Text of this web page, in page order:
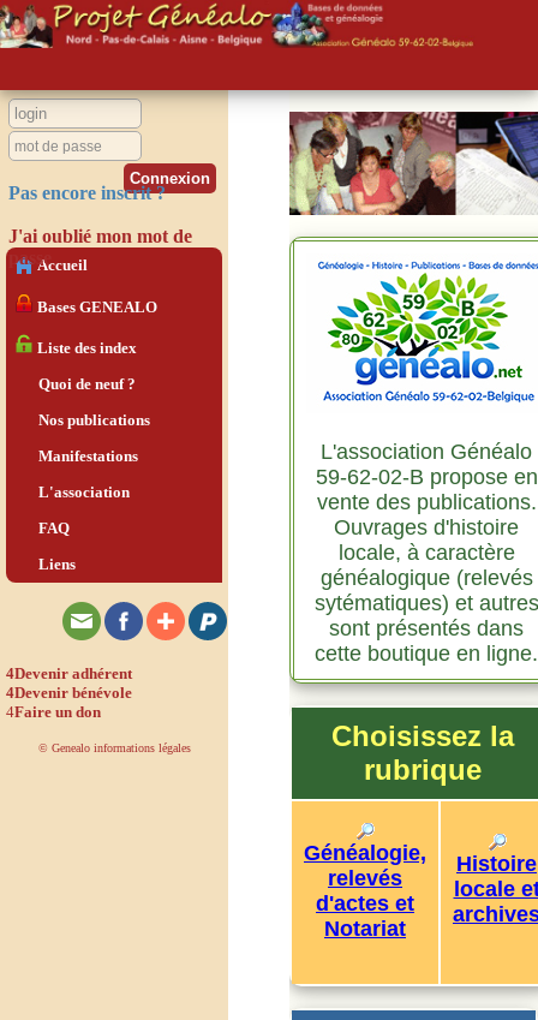
Pas encore inscrit ?
J'ai oublié mon mot de
passeAccueil
Bases GENEALO
Liste des index
Quoi de neuf ?
Nos publications
Manifestations
L'association
FAQ
Liens
4Devenir adhérent
4Devenir bénévole
4Faire un don
© Genealo informations légales
L'association Généalo
59-62-02-B propose en
vente des publications.
Ouvrages d'histoire
locale, à caractère
généalogique (relevés
sytématiques) et autres
sont présentés dans
cette boutique en ligne.
Choisissez la
rubrique
Généalogie,
relevés
d'actes et
Notariat
Histoire
locale